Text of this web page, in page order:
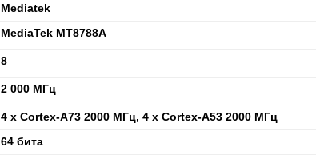
Mediatek
MediaTek MT8788A
8
2 000 МГц
4 x Cortex-A73 2000 МГц, 4 x Cortex-A53 2000 МГц
64 бита